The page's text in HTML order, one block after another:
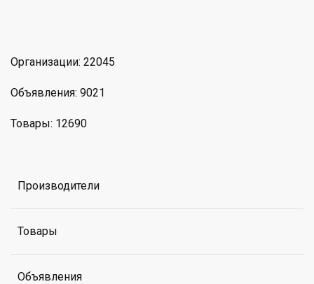
Организации: 22045
Объявления: 9021
Товары: 12690
Производители
Товары
Объявления